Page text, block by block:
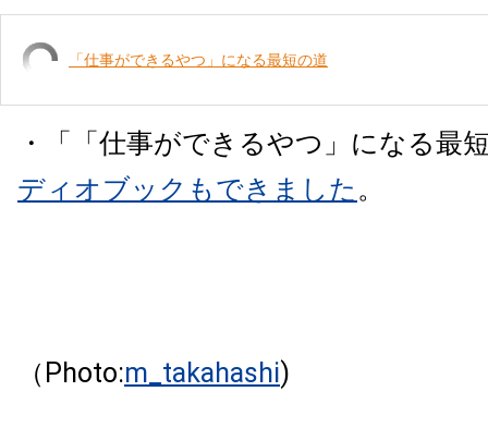
「仕事ができるやつ」になる最短の道
・「「仕事ができるやつ」になる最
ディオブックもできました 。
（Photo:m_takahashi)